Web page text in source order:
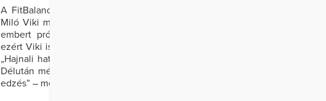
A FitBalance Aréna Nemzeti Egészség és Fitness Fesztivál keretein belül
Miló Viki mesélt nekünk múltjáról, élményeiről és beavatott a profi boxolók
embert próbáló edzéstervébe. Mivel az ökölvívásból nem lehet megélni,
ezért Viki is a munka és számos magánóra mellett készült fel a versenyekre.
„Hajnali hatkor keltem, megcsináltam a futóedzést, majd mentem munkába.
Délután még megtartottam néhány úszó- vagy bokszórát, majd este megint
edzés” – mesél sportolói mindennapjairól Viki.